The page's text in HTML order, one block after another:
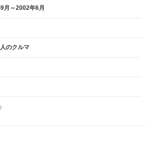
月～2002年6月
のクルマ